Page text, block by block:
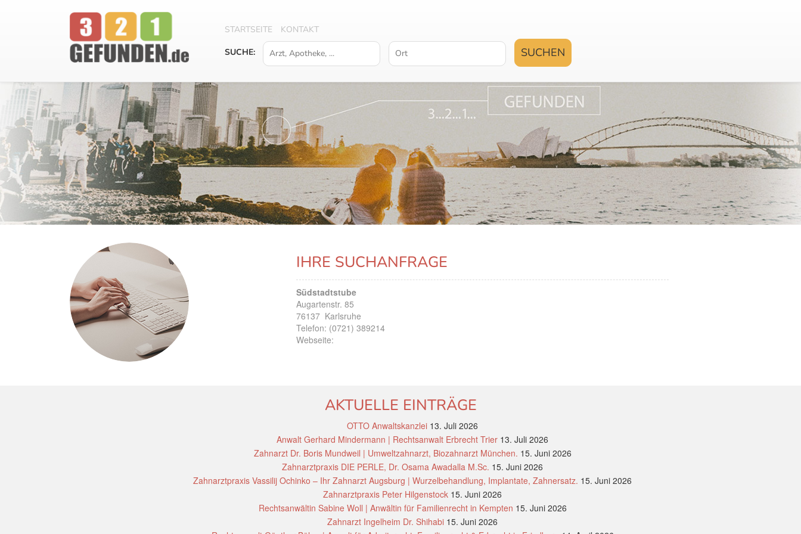
STARTSEITE
KONTAKT
SUCHE:
IHRE SUCHANFRAGE
Südstadtstube
Augartenstr. 85
76137 Karlsruhe
Telefon: (0721) 389214
Webseite:
AKTUELLE EINTRÄGE
OTTO Anwaltskanzlei 13. Juli 2026
Anwalt Gerhard Mindermann | Rechtsanwalt Erbrecht Trier 13. Juli 2026
Zahnarzt Dr. Boris Mundweil | Umweltzahnarzt, Biozahnarzt München. 15. Juni 2026
Zahnarztpraxis DIE PERLE, Dr. Osama Awadalla M.Sc. 15. Juni 2026
Zahnarztpraxis Vassilij Ochinko – Ihr Zahnarzt Augsburg | Wurzelbehandlung, Implantate, Zahnersatz. 15. Juni 2026
Zahnarztpraxis Peter Hilgenstock 15. Juni 2026
Rechtsanwältin Sabine Woll | Anwältin für Familienrecht in Kempten 15. Juni 2026
Zahnarzt Ingelheim Dr. Shihabi 15. Juni 2026